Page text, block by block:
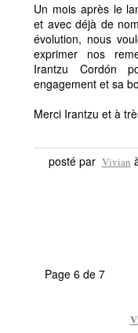
Un mois après le
et avec déjà de
évolution, nous
exprimer nos
Irantzu Cordón
engagement et sa
Merci Irantzu et à
posté par Vivian
Page 6 de 7